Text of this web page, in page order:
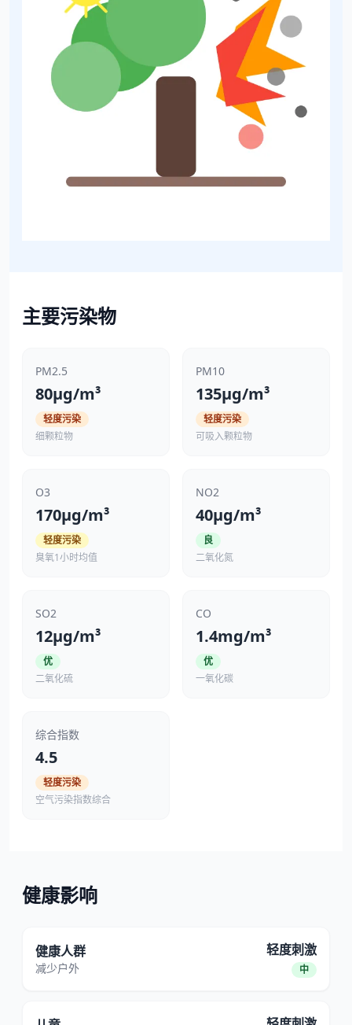
主要污染物
PM2.5
80μg/m³
轻度污染
细颗粒物
PM10
135μg/m³
轻度污染
可吸入颗粒物
O3
170μg/m³
轻度污染
臭氧1小时均值
NO2
40μg/m³
良
二氧化氮
SO2
12μg/m³
优
二氧化硫
CO
1.4mg/m³
优
一氧化碳
综合指数
4.5
轻度污染
空气污染指数综合
健康影响
健康人群
减少户外
轻度刺激
中